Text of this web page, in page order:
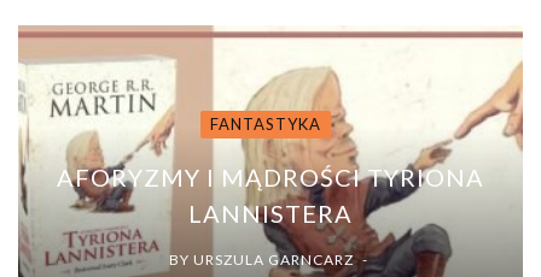
FANTASTYKA
AFORYZMY I MĄDROŚCI TYRIONA
LANNISTERA
BY URSZULA GARNCARZ